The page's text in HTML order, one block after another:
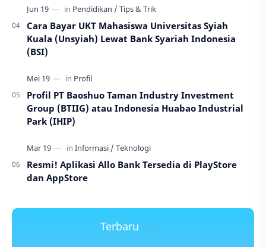
Cara Bayar UKT Mahasiswa Universitas Syiah
Kuala (Unsyiah) Lewat Bank Syariah Indonesia
(BSI)
Profil PT Baoshuo Taman Industry Investment
Group (BTIIG) atau Indonesia Huabao Industrial
Park (IHIP)
Resmi! Aplikasi Allo Bank Tersedia di PlayStore
dan AppStore
Terbaru